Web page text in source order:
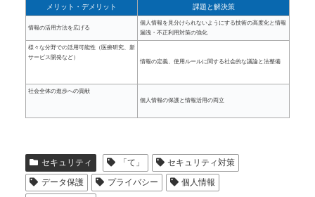
メリット・デメリット 課題と解決策
情報の活用方法を広げる
個人情報を見分けられないようにする技術の高度化と情報
漏洩・不正利用対策の強化
様々な分野での活用可能性（医療研究、新
サービス開発など）
情報の定義、使用ルールに関する社会的な議論と法整備
社会全体の進歩への貢献
個人情報の保護と情報活用の両立
セキュリティ 「て」
セキュリティ対策
データ保護
プライバシー
個人情報